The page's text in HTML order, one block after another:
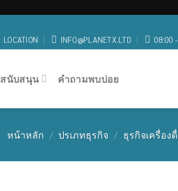
LOCATION INFO@PLANETX.LTD 08:00
สนับสนุน คำถามพบบ่อย
หน้าหลัก / ปรเภทธุรกิจ / ธุรกิจเครื่อง